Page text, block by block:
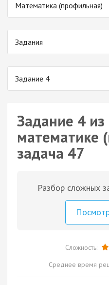
Математика (профильная)
Задания
Задание 4
Задание 4 из
математике
задача 47
Разбор сложных
Сложность:
Среднее время